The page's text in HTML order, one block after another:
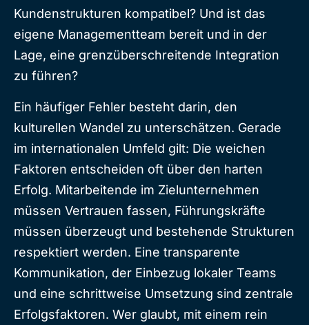
Kundenstrukturen kompatibel? Und ist das
eigene Managementteam bereit und in der
Lage, eine grenzüberschreitende Integration
zu führen?
Ein häufiger Fehler besteht darin, den
kulturellen Wandel zu unterschätzen. Gerade
im internationalen Umfeld gilt: Die weichen
Faktoren entscheiden oft über den harten
Erfolg. Mitarbeitende im Zielunternehmen
müssen Vertrauen fassen, Führungskräfte
müssen überzeugt und bestehende Strukturen
respektiert werden. Eine transparente
Kommunikation, der Einbezug lokaler Teams
und eine schrittweise Umsetzung sind zentrale
Erfolgsfaktoren. Wer glaubt, mit einem rein